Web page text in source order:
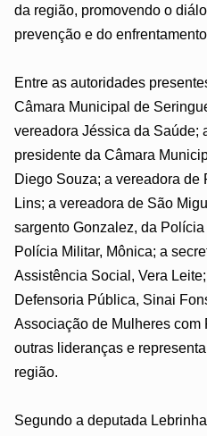
da região, promovendo o
prevenção e do
Entre as autoridades
Câmara Municipal de
vereadora Jéssica da Saúde;
presidente da Câmara
Diego Souza; a vereadora de
Lins; a vereadora de São
sargento Gonzalez, da
Polícia Militar, Mônica; a
Assistência Social, Vera
Defensoria Pública, Sinai
Associação de Mulheres com
outras lideranças e
região.
Segundo a deputada